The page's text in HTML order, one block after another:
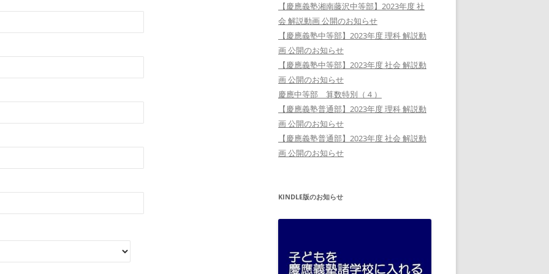
【慶應義塾湘南藤沢中等部】2023年度 社
会 解説動画 公開のお知らせ
【慶應義塾中等部】2023年度 理科 解説動
画 公開のお知らせ
【慶應義塾中等部】2023年度 社会 解説動
画 公開のお知らせ
慶應中等部 算数特別（４）
【慶應義塾普通部】2023年度 理科 解説動
画 公開のお知らせ
【慶應義塾普通部】2023年度 社会 解説動
画 公開のお知らせ
KINDLE版のお知らせ